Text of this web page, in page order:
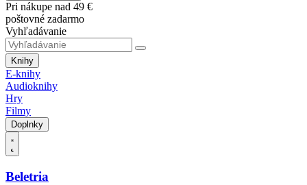
Pri nákupe nad 49 €
poštovné zadarmo
Vyhľadávanie
Knihy
E-knihy
Audioknihy
Hry
Filmy
Doplnky
Beletria